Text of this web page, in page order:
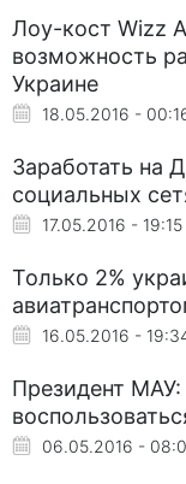
Лоу-кост Wizz
возможность
Украине
18.05.2016 -
Заработать на
социальных
17.05.2016 - 19:15
Только 2%
16.05.2016 -
Президент
06.05.2016 -